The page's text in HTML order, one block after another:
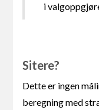
i
Sitere?
Dette er ingen
beregning med